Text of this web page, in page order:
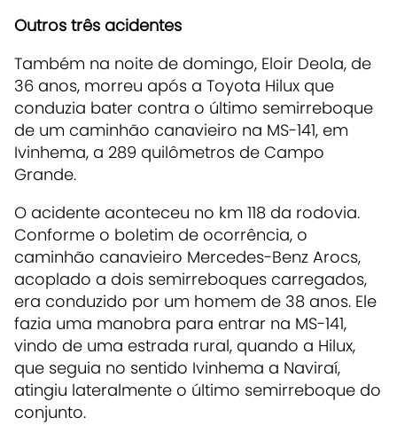
Outros três acidentes
Também na noite de domingo, Eloir Deola, de
36 anos, morreu após a Toyota Hilux que
conduzia bater contra o último semirreboque
de um caminhão canavieiro na MS-141, em
Ivinhema, a 289 quilômetros de Campo
Grande.
O acidente aconteceu no km 118 da rodovia.
Conforme o boletim de ocorrência, o
caminhão canavieiro Mercedes-Benz Arocs,
acoplado a dois semirreboques carregados,
era conduzido por um homem de 38 anos. Ele
fazia uma manobra para entrar na MS-141,
vindo de uma estrada rural, quando a Hilux,
que seguia no sentido Ivinhema a Naviraí,
atingiu lateralmente o último semirreboque do
conjunto.